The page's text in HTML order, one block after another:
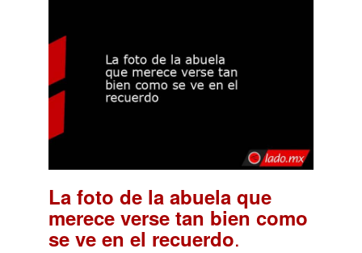
La foto de la abuela que
merece verse tan bien como
se ve en el recuerdo.